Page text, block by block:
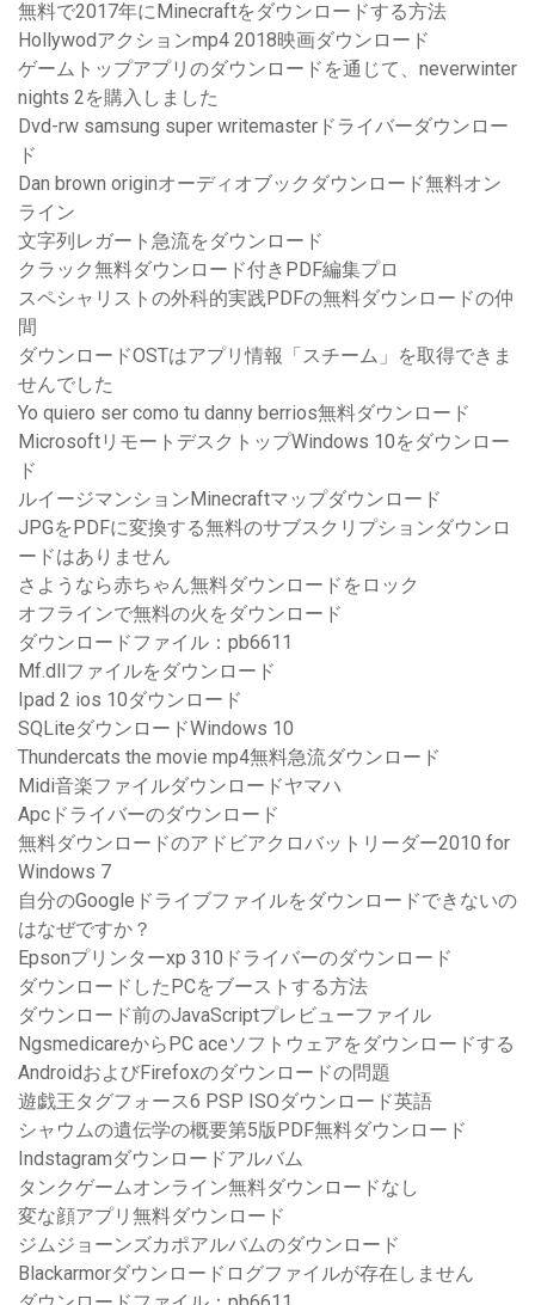
無料で2017年にMinecraftをダウンロードする方法
Hollywodアクションmp4 2018映画ダウンロード
ゲームトップアプリのダウンロードを通じて、neverwinter
nights 2を購入しました
Dvd-rw samsung super writemasterドライバーダウンロー
ド
Dan brown originオーディオブックダウンロード無料オン
ライン
文字列レガート急流をダウンロード
クラック無料ダウンロード付きPDF編集プロ
スペシャリストの外科的実践PDFの無料ダウンロードの仲
間
ダウンロードOSTはアプリ情報「スチーム」を取得できま
せんでした
Yo quiero ser como tu danny berrios無料ダウンロード
MicrosoftリモートデスクトップWindows 10をダウンロー
ド
ルイージマンションMinecraftマップダウンロード
JPGをPDFに変換する無料のサブスクリプションダウンロ
ードはありません
さようなら赤ちゃん無料ダウンロードをロック
オフラインで無料の火をダウンロード
ダウンロードファイル：pb6611
Mf.dllファイルをダウンロード
Ipad 2 ios 10ダウンロード
SQLiteダウンロードWindows 10
Thundercats the movie mp4無料急流ダウンロード
Midi音楽ファイルダウンロードヤマハ
Apcドライバーのダウンロード
無料ダウンロードのアドビアクロバットリーダー2010 for
Windows 7
自分のGoogleドライブファイルをダウンロードできないの
はなぜですか？
Epsonプリンターxp 310ドライバーのダウンロード
ダウンロードしたPCをブーストする方法
ダウンロード前のJavaScriptプレビューファイル
NgsmedicareからPC aceソフトウェアをダウンロードする
AndroidおよびFirefoxのダウンロードの問題
遊戯王タグフォース6 PSP ISOダウンロード英語
シャウムの遺伝学の概要第5版PDF無料ダウンロード
Indstagramダウンロードアルバム
タンクゲームオンライン無料ダウンロードなし
変な顔アプリ無料ダウンロード
ジムジョーンズカポアルバムのダウンロード
Blackarmorダウンロードログファイルが存在しません